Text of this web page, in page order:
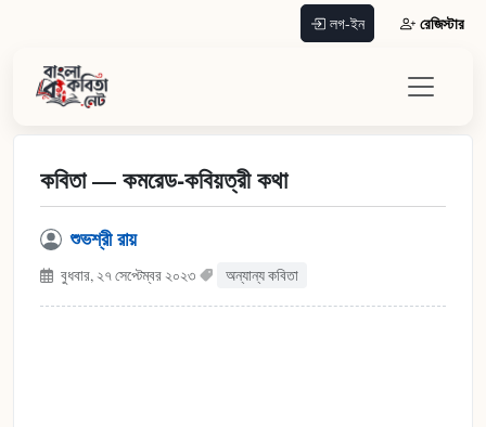
লগ-ইন রেজিস্টার
কবিতা — কমরেড-কবিয়ত্রী কথা
শুভশ্রী রায়
বুধবার, ২৭ সেপ্টেম্বর ২০২৩ অন্যান্য কবিতা